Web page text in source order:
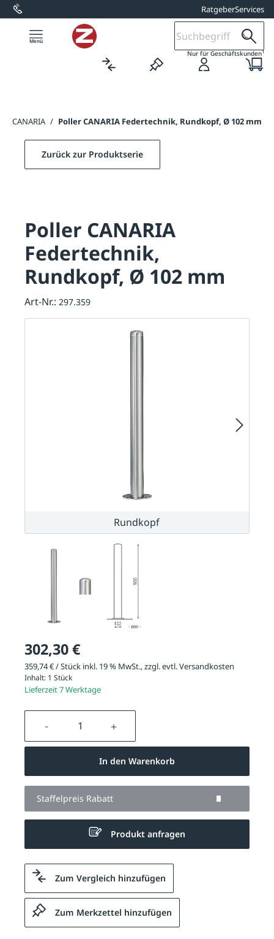
springen RatgeberServices
Nur für Geschäftskunden1
CANARIA / Poller CANARIA Federtechnik, Rundkopf, Ø 102 mm
302,30 €
359,74 € / Stück inkl. 19 % MwSt., zzgl. evtl.Versandkosten
Inhalt: 1 Stück
Lieferzeit 7 Werktage
Produkt Anzahl: Gib den
In den Warenkorb
Staffelpreis Rabatt
Produkt anfragen
Zum Vergleich hinzufügen
Zum Merkzettel hinzufügen
Zurück zur Produktserie
Poller CANARIA
Federtechnik,
Rundkopf, Ø 102 mm
Art-Nr.: 297.359
Rundkopf